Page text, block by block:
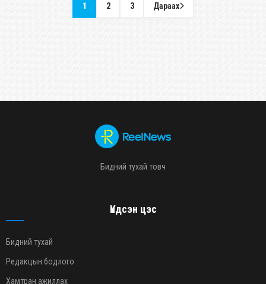
1 2 3 Дараах
Бидний тухай товч
Үндсэн цэс
Бидний тухай
Редакцын бодлого
Хамтран ажиллах